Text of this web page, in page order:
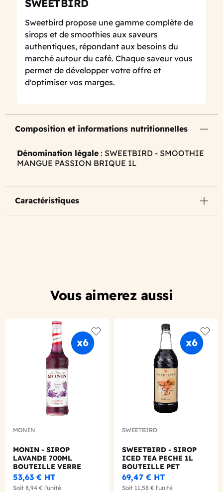
SWEETBIRD
Sweetbird propose une gamme complète de
sirops et de smoothies aux saveurs
authentiques, répondant aux besoins du
marché autour du café. Chaque saveur vous
permet de développer votre offre et
d'optimiser vos marges.
Composition et informations nutritionnelles
Dénomination légale : SWEETBIRD - SMOOTHIE
MANGUE PASSION BRIQUE 1L
Caractéristiques
Vous aimerez aussi
Add to wishlist
MONIN
MONIN - SIROP
LAVANDE 700ML
BOUTEILLE VERRE
53,63 € HT
Soit 8,94 € l'unité
Add
SWEETBIRD
SWEETBIRD - SIROP
ICED TEA PECHE 1L
BOUTEILLE PET
69,47 € HT
Soit 11,58 € l'unité